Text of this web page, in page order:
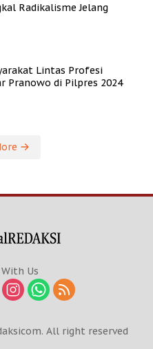
Radikalisme Jelang
Lintas Profesi
Pranowo di Pilpres 2024
Us
All right reserved